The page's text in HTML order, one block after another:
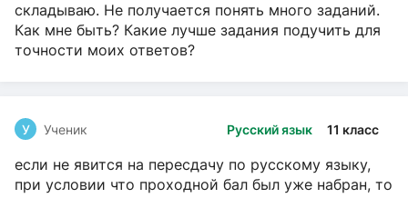
складываю. Не получается понять много заданий.
Как мне быть? Какие лучше задания подучить для
точности моих ответов?
Русский язык 11 класс
У Ученик
если не явится на пересдачу по русскому языку,
при условии что проходной бал был уже набран, то